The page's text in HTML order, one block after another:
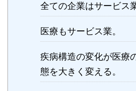
全ての企業はサービス
医療もサービス業。
疾病構造の変化が医療
態を大きく変える。